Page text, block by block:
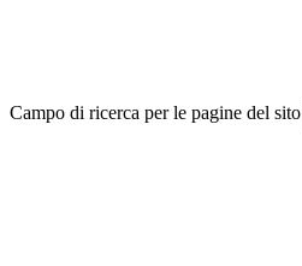
Campo di ricerca per le pagine del sito